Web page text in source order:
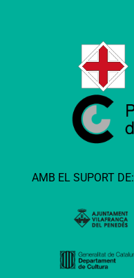
AMB EL SUPORT DE: